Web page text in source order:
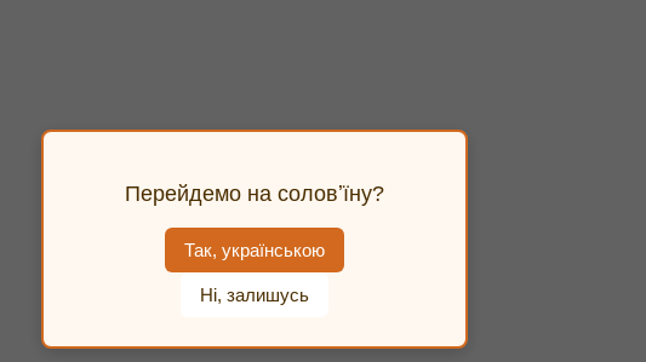
Перейдемо на соловʼїну?
Так, українською
Ні, залишусь